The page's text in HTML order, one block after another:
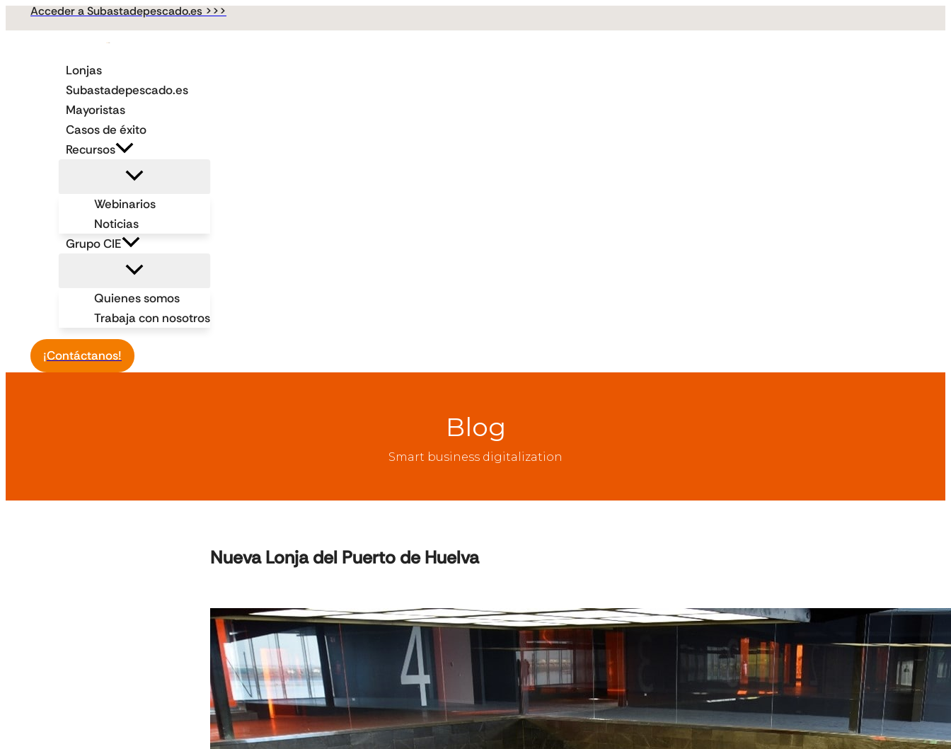
al
Acceder a Subastadepescado.es >>>
Lonjas
Subastadepescado.es
Mayoristas
Casos de éxito
Recursos
Webinarios
Noticias
Grupo CIE
Quienes somos
Trabaja con nosotros
¡Contáctanos!
Blog
Smart business digitalization
Nueva Lonja del Puerto de Huelva